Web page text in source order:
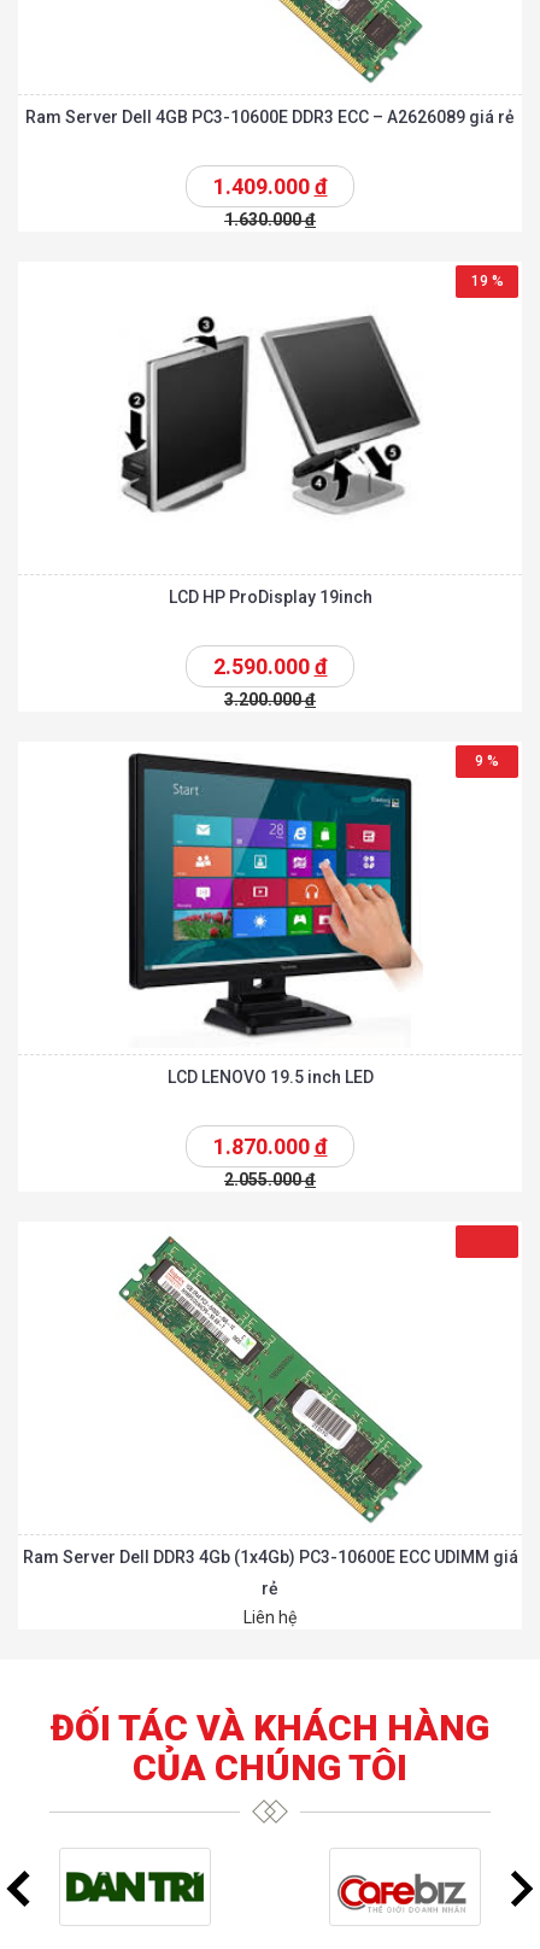
Ram Server Dell 4GB PC3-10600E DDR3 ECC – A2626089 giá rẻ
1.409.000đ
1.630.000đ
19 %
LCD HP ProDisplay 19inch
2.590.000đ
3.200.000đ
9 %
LCD LENOVO 19.5 inch LED
1.870.000đ
2.055.000đ
Ram Server Dell DDR3 4Gb (1x4Gb) PC3-10600E ECC UDIMM giá
rẻ
Liên hệ
ĐỐI TÁC VÀ KHÁCH HÀNG
CỦA CHÚNG TÔI